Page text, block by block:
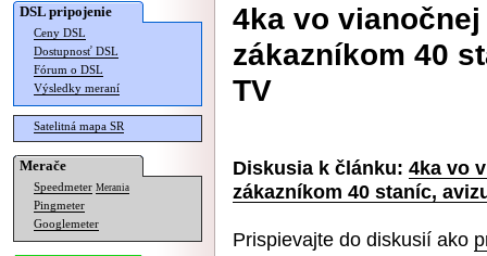
DSL pripojenie
Ceny DSL
Dostupnosť DSL
Fórum o DSL
Výsledky meraní
Satelitná mapa SR
Merače
Speedmeter Merania
Pingmeter
Googlemeter
4ka vo
zákazníkom 40
TV
Diskusia k článku: 4ka vo
zákazníkom 40 staníc,
Prispievajte do diskusií ako